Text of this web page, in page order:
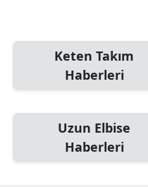
Kırklareli
Kırşehir
Kocaeli
Konya
Keten Takım
Haberleri
Uzun Elbise
Haberleri